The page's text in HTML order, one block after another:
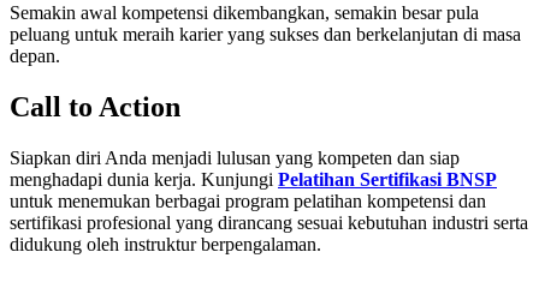
Semakin awal kompetensi dikembangkan, semakin besar pula
peluang untuk meraih karier yang sukses dan berkelanjutan di masa
depan.
Call to Action
Siapkan diri Anda menjadi lulusan yang kompeten dan siap
menghadapi dunia kerja. Kunjungi Pelatihan Sertifikasi BNSP
untuk menemukan berbagai program pelatihan kompetensi dan
sertifikasi profesional yang dirancang sesuai kebutuhan industri serta
didukung oleh instruktur berpengalaman.